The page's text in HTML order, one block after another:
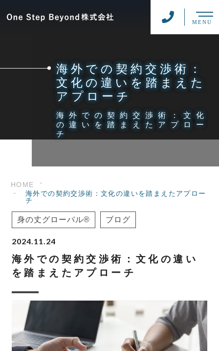
MENU
海外での契約交渉術：
文化の違いを踏まえた
アプローチ
海外での契約交渉術：文化
の違いを踏まえたアプロー
チ
HOME
海外での契約交渉術：文化の違いを踏まえたアプロー
チ
身の丈グローバル® ブログ
2024.11.24
海外での契約交渉術：文化の違い
を踏まえたアプローチ